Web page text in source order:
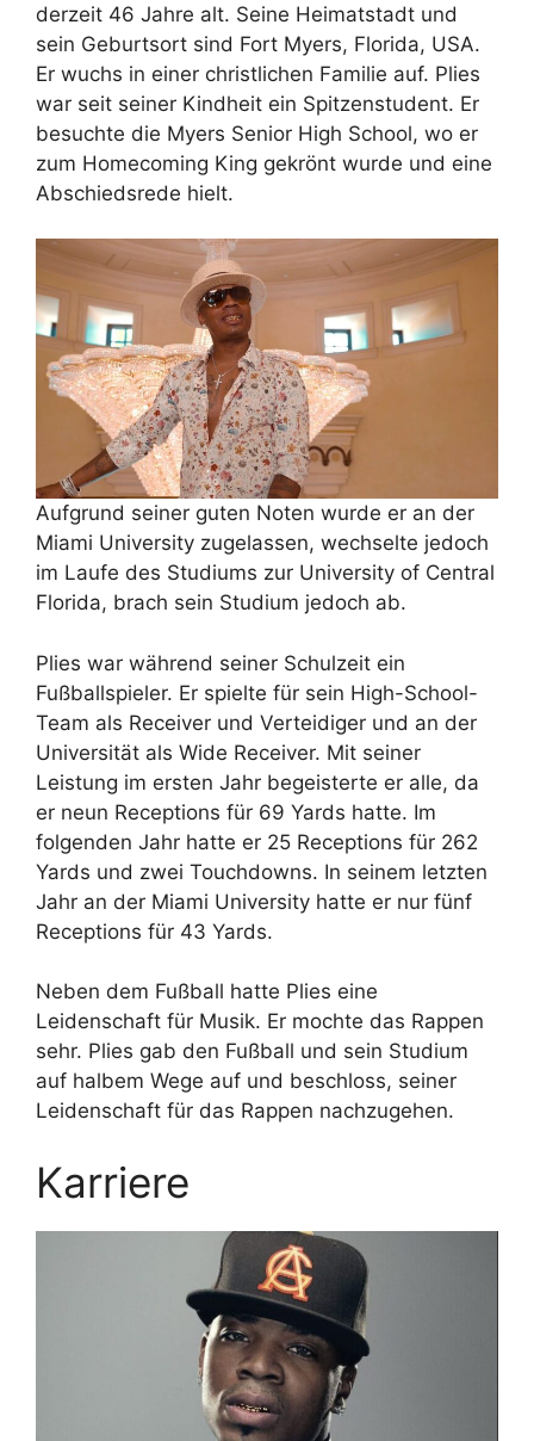
derzeit 46 Jahre alt. Seine Heimatstadt und
sein Geburtsort sind Fort Myers, Florida, USA.
Er wuchs in einer christlichen Familie auf. Plies
war seit seiner Kindheit ein Spitzenstudent. Er
besuchte die Myers Senior High School, wo er
zum Homecoming King gekrönt wurde und eine
Abschiedsrede hielt.
Aufgrund seiner guten Noten wurde er an der
Miami University zugelassen, wechselte jedoch
im Laufe des Studiums zur University of Central
Florida, brach sein Studium jedoch ab.
Plies war während seiner Schulzeit ein
Fußballspieler. Er spielte für sein High-School-
Team als Receiver und Verteidiger und an der
Universität als Wide Receiver. Mit seiner
Leistung im ersten Jahr begeisterte er alle, da
er neun Receptions für 69 Yards hatte. Im
folgenden Jahr hatte er 25 Receptions für 262
Yards und zwei Touchdowns. In seinem letzten
Jahr an der Miami University hatte er nur fünf
Receptions für 43 Yards.
Neben dem Fußball hatte Plies eine
Leidenschaft für Musik. Er mochte das Rappen
sehr. Plies gab den Fußball und sein Studium
auf halbem Wege auf und beschloss, seiner
Leidenschaft für das Rappen nachzugehen.
Karriere